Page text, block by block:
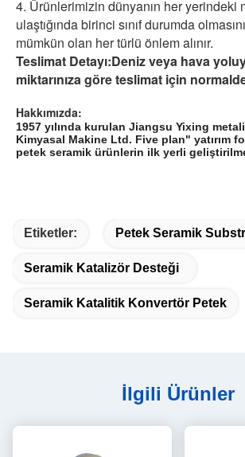
4. Ürünlerimizin dünyanın her yerindeki
ulaştığında birinci sınıf durumda
mümkün olan her türlü önlem alınır.
Teslimat Detayı:Deniz veya hava
miktarınıza göre teslimat için
Hakkımızda:
1957 yılında kurulan Jiangsu Yixing
Kimyasal Makine Ltd. Five plan" yatırım
petek seramik ürünlerin ilk yerli
Etiketler: Petek Seramik
Seramik Katalizör Desteği
Seramik Katalitik Konvertör Petek
İlgili Ürünler